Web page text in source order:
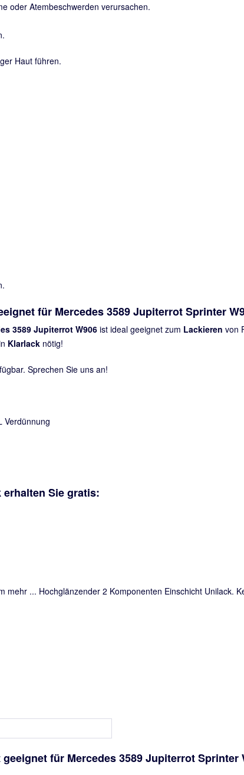
oder Atembeschwerden verursachen.
Haut führen.
für Mercedes 3589 Jupiterrot Sprinter
3589 Jupiterrot W906 ist ideal geeignet zum Lackieren von
Klarlack nötig!
Sprechen Sie uns an!
Verdünnung
Siegratis:
... Hochglänzender 2 Komponenten Einschicht Unilack.
für Mercedes 3589 Jupiterrot Sprinter